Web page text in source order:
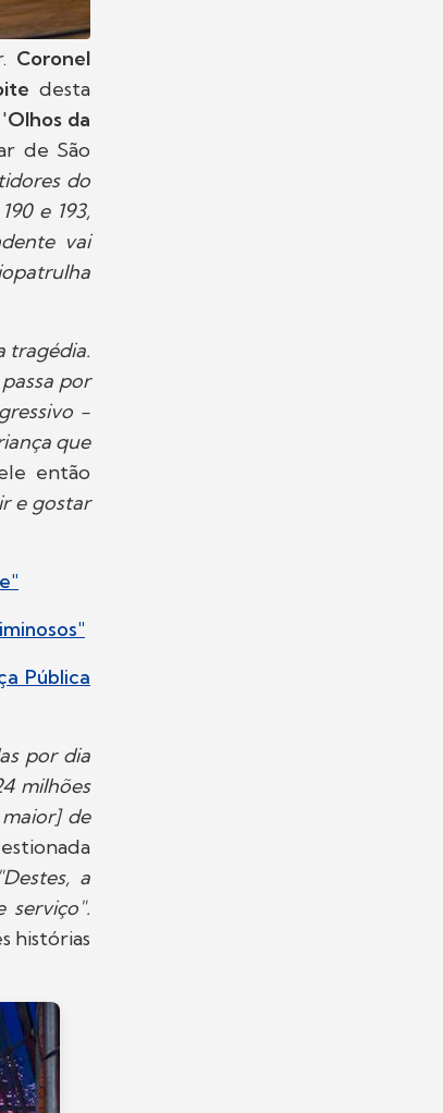
Coronel
desta
Olhos da
de São
do
e 193,
vai
tragédia.
por
-
que
então
e gostar
Pública
por dia
milhões
de
a
serviço".
histórias